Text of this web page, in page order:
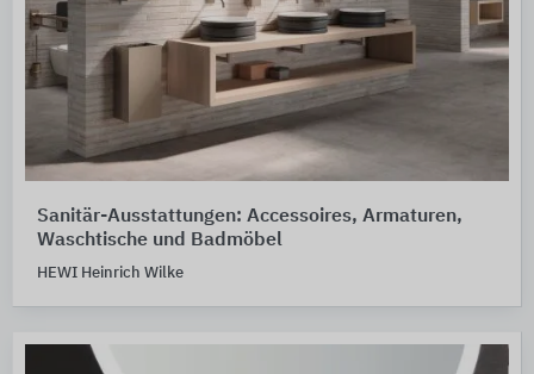
Sanitär-Ausstattungen: Accessoires, Armaturen,
Waschtische und Badmöbel
HEWI Heinrich Wilke